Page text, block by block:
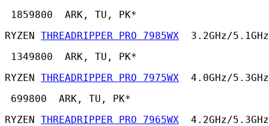
1859800  ARK, TU, PK*
RYZEN THREADRIPPER PRO 7985WX
3.2GHz/
1349800  ARK, TU, PK*
RYZEN THREADRIPPER PRO 7975WX
4.0GHz/
699800  ARK, TU, PK*
RYZEN THREADRIPPER PRO 7965WX
4.2GHz/